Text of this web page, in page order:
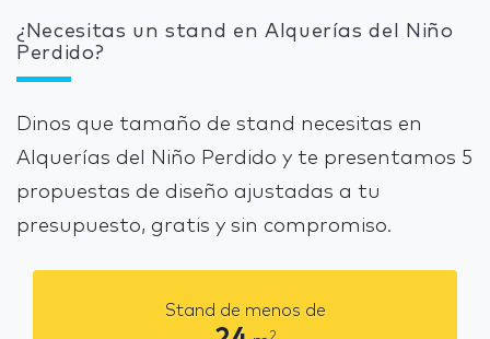
¿Necesitas un stand en Alquerías del Niño
Perdido?
Dinos que tamaño de stand necesitas en
Alquerías del Niño Perdido y te presentamos 5
propuestas de diseño ajustadas a tu
presupuesto, gratis y sin compromiso.
Stand de menos de